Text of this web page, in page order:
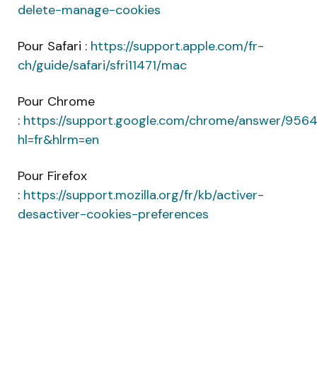
delete-manage-cookies
Pour Safari : https://support.apple.com/fr-
ch/guide/safari/sfri11471/mac
Pour Chrome
: https://support.google.com/chrome/answer/
hl=fr&hlrm=en
Pour Firefox
: https://support.mozilla.org/fr/kb/activer-
desactiver-cookies-preferences